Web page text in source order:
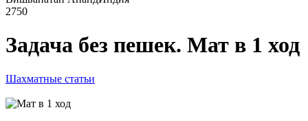
2750
Задача без пешек. Мат в 1 ход
Шахматные статьи